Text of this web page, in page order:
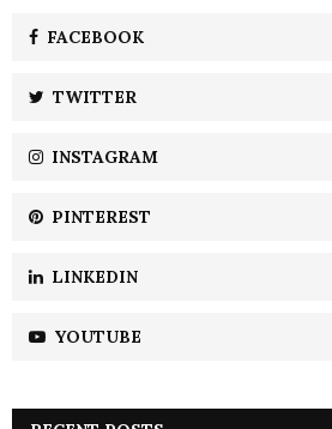
FACEBOOK
TWITTER
INSTAGRAM
PINTEREST
LINKEDIN
YOUTUBE